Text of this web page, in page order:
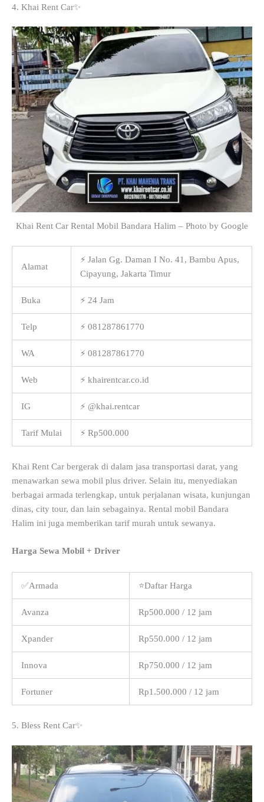
4. Khai Rent Car✨
Khai Rent Car Rental Mobil Bandara Halim – Photo by Google
Alamat
⚡ Jalan Gg. Daman I No. 41, Bambu Apus,
Cipayung, Jakarta Timur
Buka ⚡ 24 Jam
Telp ⚡ 081287861770
WA ⚡ 081287861770
Web ⚡ khairentcar.co.id
IG ⚡ @khai.rentcar
Tarif Mulai ⚡ Rp500.000
Khai Rent Car bergerak di dalam jasa transportasi darat, yang
menawarkan sewa mobil plus driver. Selain itu, menyediakan
berbagai armada terlengkap, untuk perjalanan wisata, kunjungan
dinas, city tour, dan lain sebagainya. Rental mobil Bandara
Halim ini juga memberikan tarif murah untuk sewanya.
Harga Sewa Mobil + Driver
✅Armada ⭐Daftar Harga
Avanza Rp500.000 / 12 jam
Xpander Rp550.000 / 12 jam
Innova Rp750.000 / 12 jam
Fortuner Rp1.500.000 / 12 jam
5. Bless Rent Car✨